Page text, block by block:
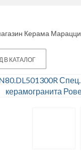
Керама Марацци
В КАТАЛОГ